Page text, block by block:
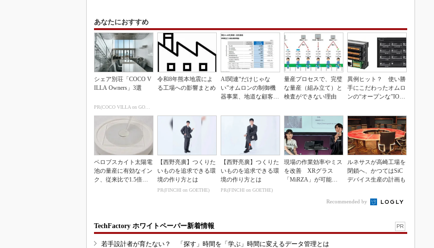
あなたにおすすめ
シェア別荘「COCO V
ILLA Owners」3選
PR(COCO VILLA on GOETHE)
令和8年熊本地震によ
る工場への影響まとめ
AI関連“だけじゃな
い”オムロンの制御機
器事業、地道な顧客基
量産プロセスで、完璧
な量産（組み立て）と
検査ができない理由
異例ヒット？ 使い勝
手にこだわったオムロ
ンの“オープンな”IO-L
ペロブスカイト太陽電
池の量産に有効なイン
ク、従来比で1.5倍の
【西野亮廣】つくりた
いものを追求できる環
境の作り方とは
PR(FINCHI on GOETHE)
【西野亮廣】つくりた
いものを追求できる環
境の作り方とは
PR(FINCHI on GOETHE)
現場の作業効率やミス
を改善 XRグラス
「MiRZA」が可能に
ルネサスが高崎工場を
閉鎖へ、かつてはSiC
デバイス生産の計画も
Recommended by
TechFactory ホワイトペーパー新着情報 PR
若手設計者が育たない？ 「探す」時間を「学ぶ」時間に変えるデータ管理とは